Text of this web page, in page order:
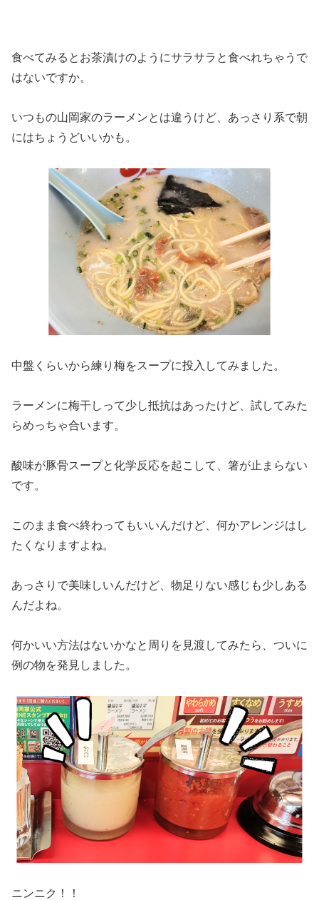
食べてみるとお茶漬けのようにサラサラと食べれちゃうで
はないですか。
いつもの山岡家のラーメンとは違うけど、あっさり系で朝
にはちょうどいいかも。
中盤くらいから練り梅をスープに投入してみました。
ラーメンに梅干しって少し抵抗はあったけど、試してみた
らめっちゃ合います。
酸味が豚骨スープと化学反応を起こして、箸が止まらない
です。
このまま食べ終わってもいいんだけど、何かアレンジはし
たくなりますよね。
あっさりで美味しいんだけど、物足りない感じも少しある
んだよね。
何かいい方法はないかなと周りを見渡してみたら、ついに
例の物を発見しました。
ニンニク！！